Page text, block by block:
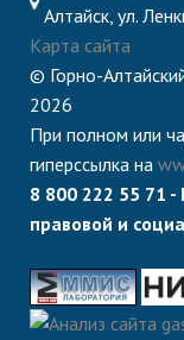
Алтайск, ул.
Карта сайта
© Горно-
2026
При полном или
гиперссылка на
8 800 222 55 71 -
правовой и